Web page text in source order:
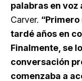
palabras en voz
Carver.
tardé años en
Finalmente, se
conversación
comenzaba a